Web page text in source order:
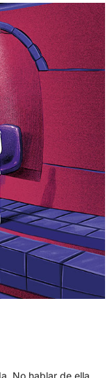
No hablar de ella,